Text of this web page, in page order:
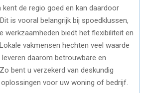
kent de regio goed en kan daardoor
is vooral belangrijk bij spoedklussen,
werkzaamheden biedt het flexibiliteit en
vakmensen hechten veel waarde
daarom betrouwbare en
bent u verzekerd van deskundig
voor uw woning of bedrijf.